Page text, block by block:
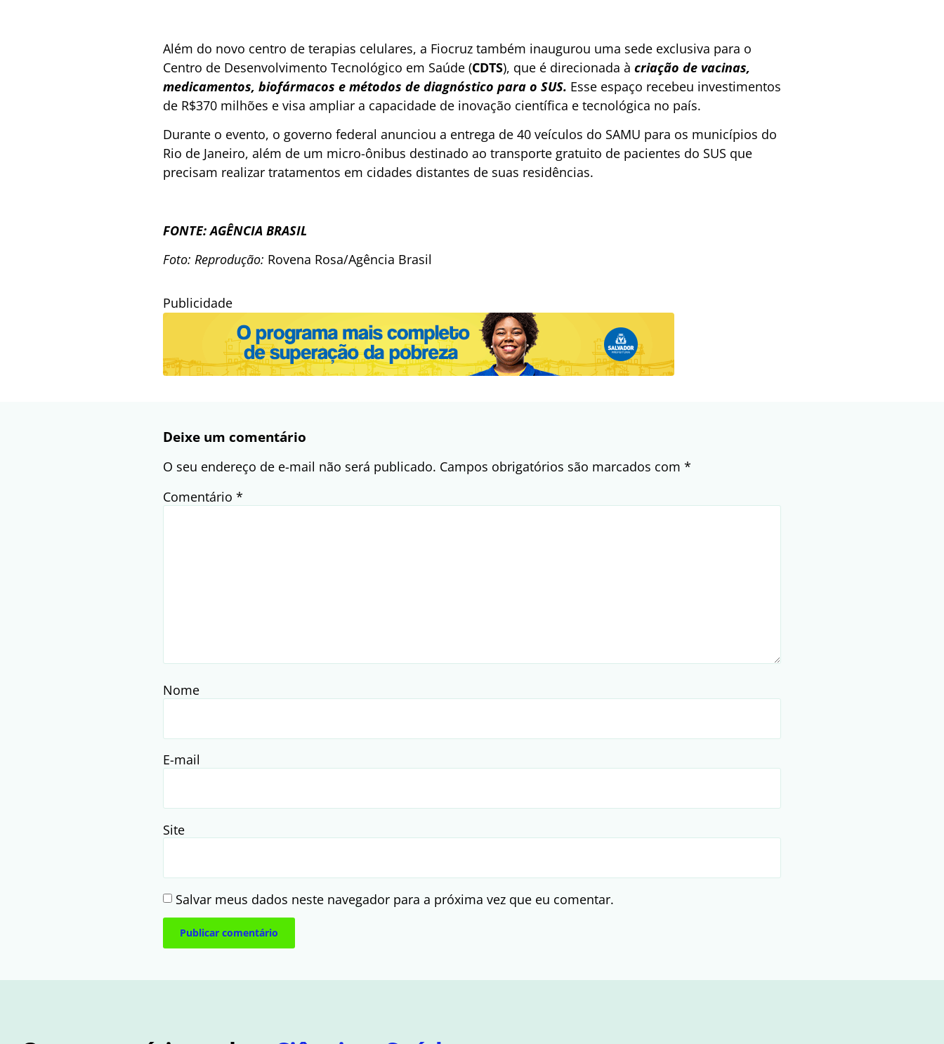
Além do novo centro de terapias celulares, a Fiocruz também inaugurou uma sede exclusiva para o
Centro de Desenvolvimento Tecnológico em Saúde (CDTS), que é direcionada à criação de vacinas,
medicamentos, biofármacos e métodos de diagnóstico para o SUS. Esse espaço recebeu investimentos
de R$370 milhões e visa ampliar a capacidade de inovação científica e tecnológica no país.
Durante o evento, o governo federal anunciou a entrega de 40 veículos do SAMU para os municípios do
Rio de Janeiro, além de um micro-ônibus destinado ao transporte gratuito de pacientes do SUS que
precisam realizar tratamentos em cidades distantes de suas residências.
FONTE: AGÊNCIA BRASIL
Foto: Reprodução: Rovena Rosa/Agência Brasil
Publicidade
Deixe um comentário
O seu endereço de e-mail não será publicado. Campos obrigatórios são marcados com *
Comentário *
Nome
E-mail
Site
Salvar meus dados neste navegador para a próxima vez que eu comentar.